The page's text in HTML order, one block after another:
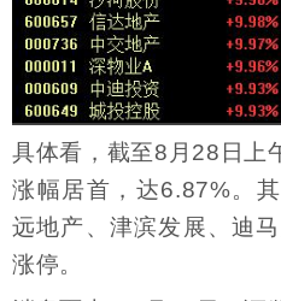
具体看，截至8月28日上
涨幅居首，达6.87%。
远地产、津滨发展、迪
涨停。